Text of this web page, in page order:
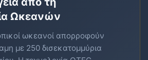
Ωκεανών
ωκεανοί απορροφούν
με 250 δισεκατομμύρια